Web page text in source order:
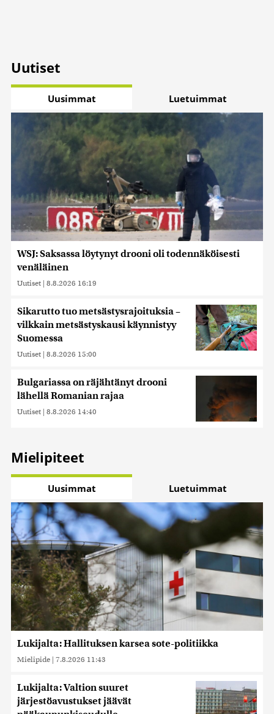
Uutiset
Uusimmat Luetuimmat
WSJ: Saksassa löytynyt drooni oli todennäköisesti
venäläinen
Uutiset | 8.8.2026 16:19
Sikarutto tuo metsästysrajoituksia –
vilkkain metsästyskausi käynnistyy
Suomessa
Uutiset | 8.8.2026 15:00
Bulgariassa on räjähtänyt drooni
lähellä Romanian rajaa
Uutiset | 8.8.2026 14:40
Mielipiteet
Uusimmat Luetuimmat
Lukijalta: Hallituksen karsea sote-politiikka
Mielipide | 7.8.2026 11:43
Lukijalta: Valtion suuret
järjestöavustukset jäävät